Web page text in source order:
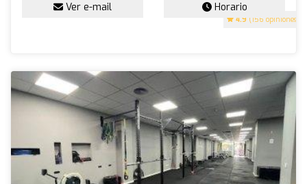
4.9 (156 opiniones)
Ver e-mail Horario